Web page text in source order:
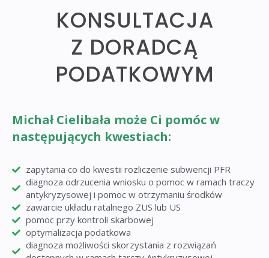
KONSULTACJA
Z DORADCĄ
PODATKOWYM
Michał Cielibała może Ci pomóc w
następujących kwestiach:
zapytania co do kwestii rozliczenie subwencji PFR
diagnoza odrzucenia wniosku o pomoc w ramach traczy
antykryzysowej i pomoc w otrzymaniu środków
zawarcie układu ratalnego ZUS lub US
pomoc przy kontroli skarbowej
optymalizacja podatkowa
diagnoza możliwości skorzystania z rozwiązań